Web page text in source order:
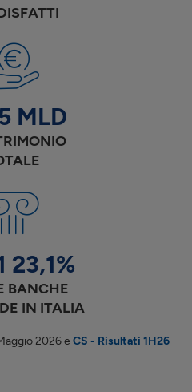
MLD
23,1%
BANCHE
IN ITALIA
2026 e CS - Risultati 1H26